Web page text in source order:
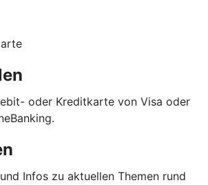
oder Kreditkarte von Visa oder
Infos zu aktuellen Themen rund